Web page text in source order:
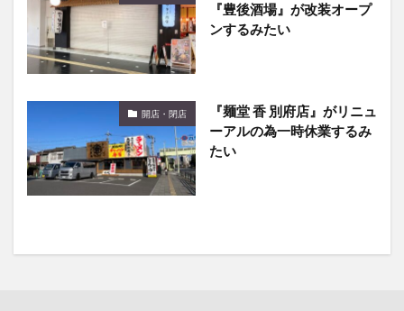
『豊後酒場』が改装オープ
ンするみたい
開店・閉店
『麺堂 香 別府店』がリニュ
ーアルの為一時休業するみ
たい